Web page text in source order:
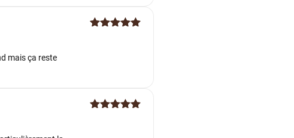
mais ça reste